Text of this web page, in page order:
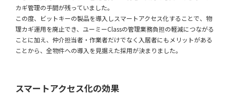
カギ管理の手間が残っていました。
この度、ビットキーの製品を導入しスマートアクセス化することで、物
理カギ運用を廃止でき、ユーミーClassの管理業務負担の軽減につながる
ことに加え、仲介担当者・作業者だけでなく入居者にもメリットがある
ことから、全物件への導入を見据えた採用が決まりました。
スマートアクセス化の効果